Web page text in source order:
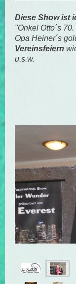
Diese Show ist
"Onkel Otto´s
Opa Heiner´s
Vereinsfeiern
u.s.w.